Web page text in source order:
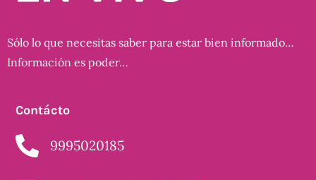
Sólo lo que necesitas saber para estar bien informado…
Información es poder…
Contácto
9995020185